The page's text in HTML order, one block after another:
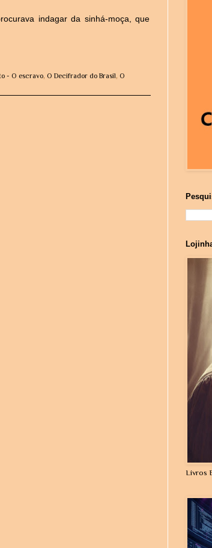
indagar da sinhá-moça, que
- O escravo, O Decifrador do Brasil, O
Livros